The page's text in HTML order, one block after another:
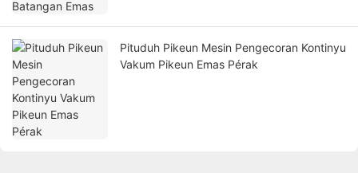
Pituduh Pikeun Mesin Pengecoran Kontinyu
Vakum Pikeun Emas Pérak